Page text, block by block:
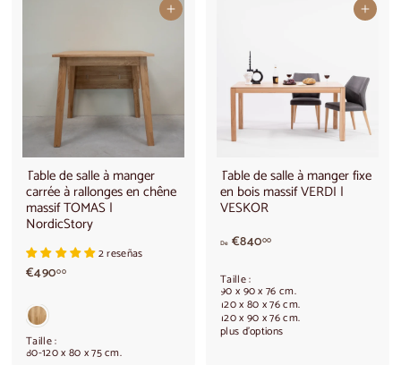
0
0
Ajouter au panier
Table de salle à manger
carrée à rallonges en chêne
massif TOMAS |
NordicStory
2 reseñas
€49000€
0
Taille :
80-120 x 80 x 75 cm.
Ajouter au panier
Table de salle à manger fixe
en bois massif VERDI |
VESKOR
De €84000A
r
t
i
r
Taille :
90 x 90 x 76 cm.
120 x 80 x 76 cm.
120 x 90 x 76 cm.
plus d'options